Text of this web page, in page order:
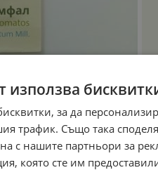
използва
за да
трафик. Също така
с нашите партньори за
която сте им